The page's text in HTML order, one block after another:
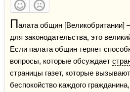
Палата общин [Великобритании]
для законодательства, это
Если палата общин теряет
вопросы, которые обсуждает
страницы газет, которые